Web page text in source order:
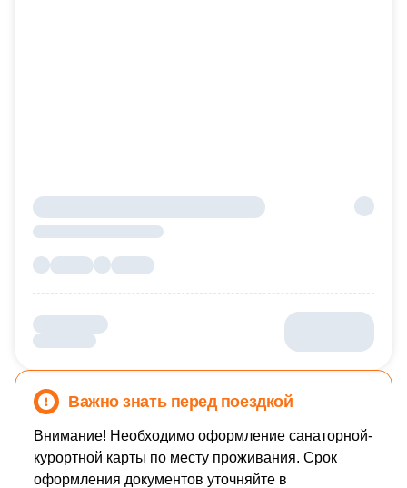
Важно знать перед поездкой
Внимание! Необходимо оформление санаторной-
курортной карты по месту проживания. Срок
оформления документов уточняйте в